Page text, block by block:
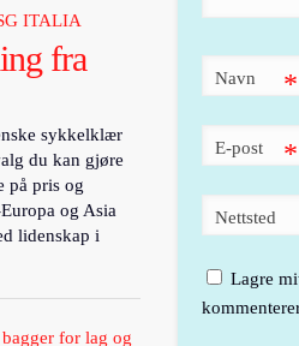
Navn *
E-post *
Nettsted
Lagre
fra
sykkelklær
du kan gjøre
på pris og
og Asia
lidenskap i